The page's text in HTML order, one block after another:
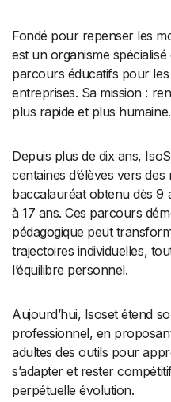
Fondé pour repenser les
est un organisme spécialisé
parcours éducatifs pour
entreprises. Sa mission :
plus rapide et plus humaine.
Depuis plus de dix ans,
centaines d’élèves vers
baccalauréat obtenu dès 9
à 17 ans. Ces parcours
pédagogique peut
trajectoires individuelles,
l’équilibre personnel.
Aujourd’hui, Isoset étend
professionnel, en
adultes des outils pour
s’adapter et rester
perpétuelle évolution.